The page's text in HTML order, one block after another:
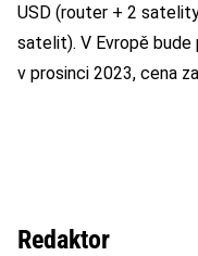
USD (router + 2
satelit). V Evropě
v prosinci 2023, cena
Redaktor